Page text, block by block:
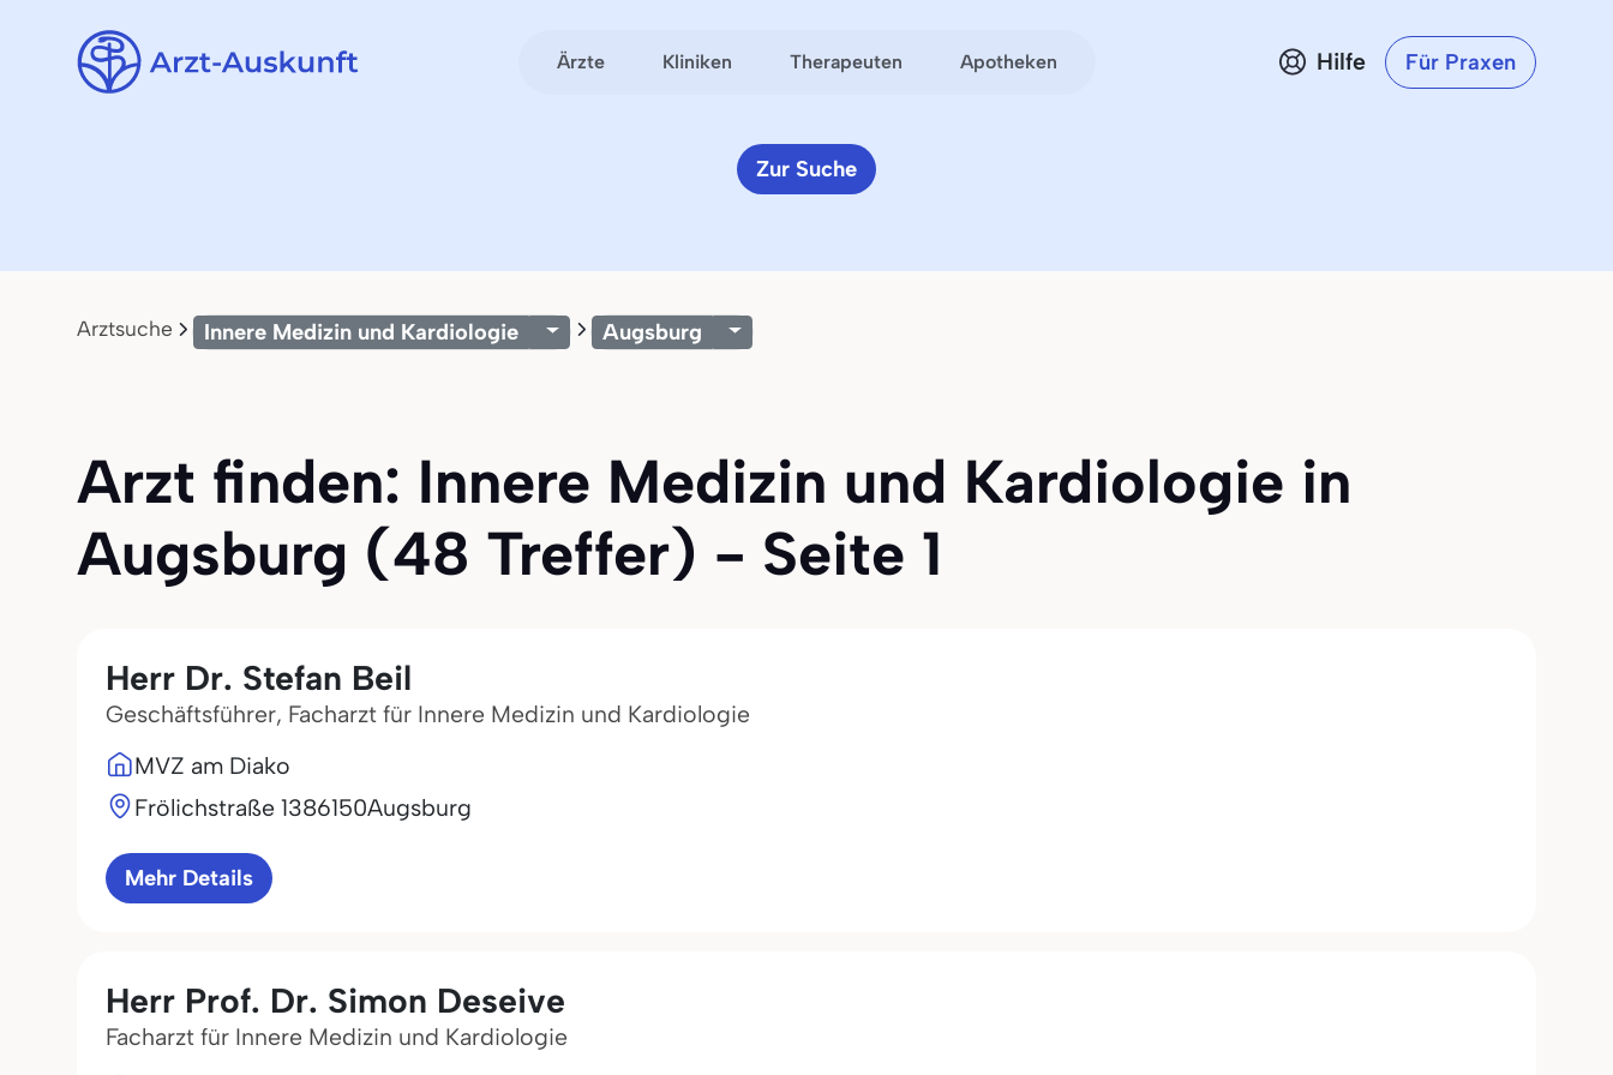
Ärzte Kliniken Therapeuten Apotheken Hilfe Für Praxen
Zur Suche
Arztsuche Innere Medizin und Kardiologie Augsburg
Arzt finden: Innere Medizin und Kardiologie in
Augsburg (48 Treffer) - Seite 1
Herr Dr. Stefan Beil
Geschäftsführer, Facharzt für Innere Medizin und Kardiologie
MVZ am Diako
Frölichstraße 1386150Augsburg
Mehr Details
Herr Prof. Dr. Simon Deseive
Facharzt für Innere Medizin und Kardiologie